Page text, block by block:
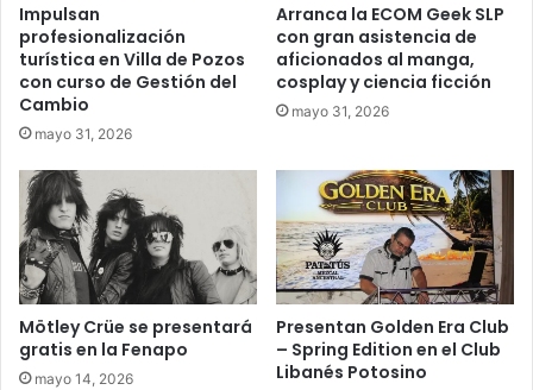
Impulsan
profesionalización
turística en Villa de Pozos
con curso de Gestión del
Cambio
mayo 31, 2026
Arranca la ECOM Geek SLP
con gran asistencia de
aficionados al manga,
cosplay y ciencia ficción
mayo 31, 2026
Mötley Crüe se presentará
gratis en la Fenapo
mayo 14, 2026
Presentan Golden Era Club
– Spring Edition en el Club
Libanés Potosino